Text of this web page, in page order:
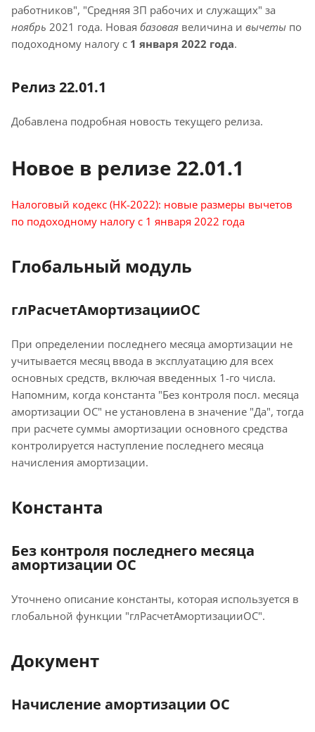
работников", "Средняя ЗП рабочих и служащих" за
ноябрь 2021 года. Новая базовая величина и вычеты по
подоходному налогу с 1 января 2022 года.
Релиз 22.01.1
Добавлена подробная новость текущего релиза.
Новое в релизе 22.01.1
Налоговый кодекс (НК-2022): новые размеры вычетов
по подоходному налогу с 1 января 2022 года
Глобальный модуль
глРасчетАмортизацииОС
При определении последнего месяца амортизации не
учитывается месяц ввода в эксплуатацию для всех
основных средств, включая введенных 1-го числа.
Напомним, когда константа "Без контроля посл. месяца
амортизации ОС" не установлена в значение "Да", тогда
при расчете суммы амортизации основного средства
контролируется наступление последнего месяца
начисления амортизации.
Константа
Без контроля последнего месяца
амортизации ОС
Уточнено описание константы, которая используется в
глобальной функции "глРасчетАмортизацииОС".
Документ
Начисление амортизации ОС